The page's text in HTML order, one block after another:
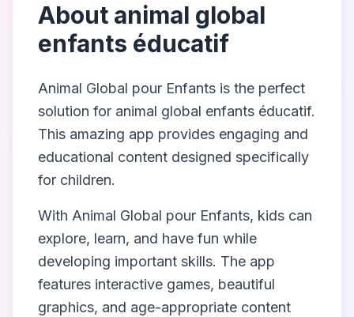
About animal global
enfants éducatif
Animal Global pour Enfants is the perfect
solution for animal global enfants éducatif.
This amazing app provides engaging and
educational content designed specifically
for children.
With Animal Global pour Enfants, kids can
explore, learn, and have fun while
developing important skills. The app
features interactive games, beautiful
graphics, and age-appropriate content